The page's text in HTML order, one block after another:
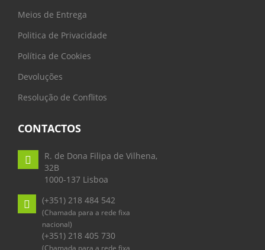
Meios de Entrega
Politica de Privacidade
Política de Cookies
Devoluções
Resolução de Conflitos
CONTACTOS
R. de Dona Filipa de Vilhena,
32B
1000-137 Lisboa
(+351) 218 484 542
(Chamada para a rede fixa
nacional)
(+351) 218 405 730
(Chamada para a rede fixa